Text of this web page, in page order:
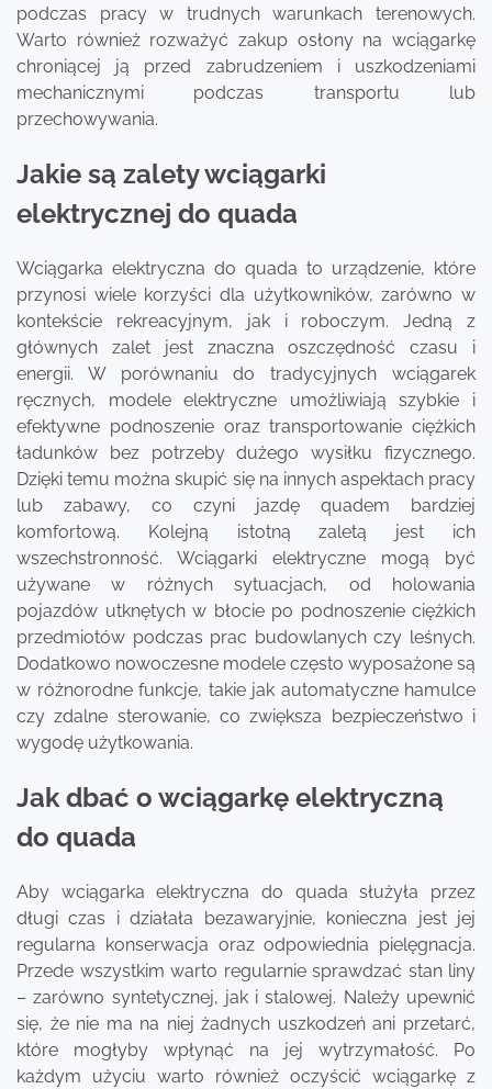
podczas pracy w trudnych warunkach terenowych.
Warto również rozważyć zakup osłony na wciągarkę
chroniącej ją przed zabrudzeniem i uszkodzeniami
mechanicznymi podczas transportu lub
przechowywania.
Jakie są zalety wciągarki
elektrycznej do quada
Wciągarka elektryczna do quada to urządzenie, które
przynosi wiele korzyści dla użytkowników, zarówno w
kontekście rekreacyjnym, jak i roboczym. Jedną z
głównych zalet jest znaczna oszczędność czasu i
energii. W porównaniu do tradycyjnych wciągarek
ręcznych, modele elektryczne umożliwiają szybkie i
efektywne podnoszenie oraz transportowanie ciężkich
ładunków bez potrzeby dużego wysiłku fizycznego.
Dzięki temu można skupić się na innych aspektach pracy
lub zabawy, co czyni jazdę quadem bardziej
komfortową. Kolejną istotną zaletą jest ich
wszechstronność. Wciągarki elektryczne mogą być
używane w różnych sytuacjach, od holowania
pojazdów utknętych w błocie po podnoszenie ciężkich
przedmiotów podczas prac budowlanych czy leśnych.
Dodatkowo nowoczesne modele często wyposażone są
w różnorodne funkcje, takie jak automatyczne hamulce
czy zdalne sterowanie, co zwiększa bezpieczeństwo i
wygodę użytkowania.
Jak dbać o wciągarkę elektryczną
do quada
Aby wciągarka elektryczna do quada służyła przez
długi czas i działała bezawaryjnie, konieczna jest jej
regularna konserwacja oraz odpowiednia pielęgnacja.
Przede wszystkim warto regularnie sprawdzać stan liny
– zarówno syntetycznej, jak i stalowej. Należy upewnić
się, że nie ma na niej żadnych uszkodzeń ani przetarć,
które mogłyby wpłynąć na jej wytrzymałość. Po
każdym użyciu warto również oczyścić wciągarkę z